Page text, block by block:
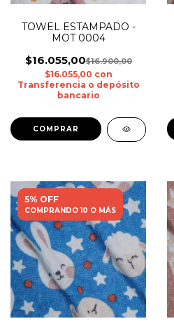
TOWEL ESTAMPADO -
MOT 0004
$16.055,00$16.900,00
$16.055,00 con
Transferencia o depósito
bancario
5% OFF
COMPRANDO 10 O MÁS